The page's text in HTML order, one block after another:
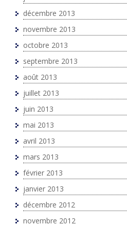
décembre 2013
novembre 2013
octobre 2013
septembre 2013
août 2013
juillet 2013
juin 2013
mai 2013
avril 2013
mars 2013
février 2013
janvier 2013
décembre 2012
novembre 2012